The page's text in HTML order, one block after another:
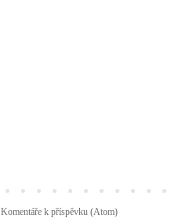
Komentáře k příspěvku (Atom)